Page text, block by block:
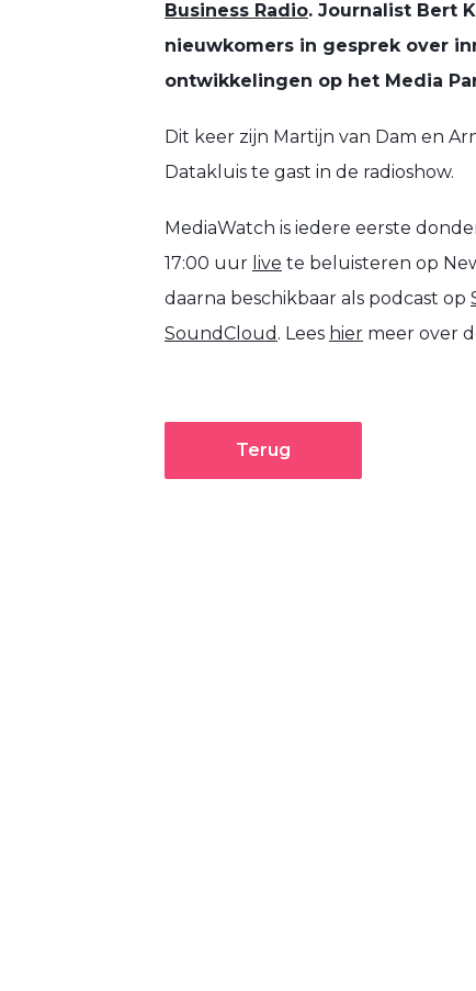
2
Business Radio. Journalist Bert
nieuwkomers in gesprek over
ontwikkelingen op het Media
Dit keer zijn Martijn van Dam en
Datakluis te gast in de radioshow.
MediaWatch is iedere eerste
17:00 uur live te beluisteren op
daarna beschikbaar als podcast op
SoundCloud . Lees hier meer over
Terug